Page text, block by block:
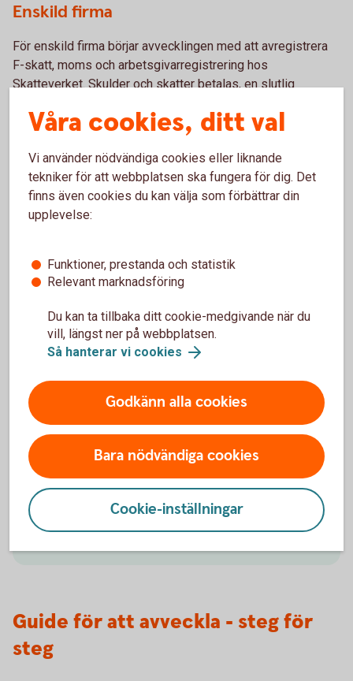
Enskild firma
För enskild firma börjar avvecklingen med att avregistrera
F-skatt, moms och arbetsgivarregistrering hos
Skatteverket. Skulder och skatter betalas, en slutlig
Ansvaret upphör när företaget är avregistrerat och
skulderna reglerade — ofta inom några veckor. Avtal som
bankkonton, hyreskontrakt och abonnemang avslutas.
Handelsbolag
avvecklingen. Bolaget avregistreras hos Bolagsverket,
skulder betalas och tillgångar säljs. Delägarna är personligt
betalda. Därefter avslutas även F-skatt, moms och
arbetsgivaravgifter hos Skatteverket.
Behöver du hjälp med
juridiken?
Vi kan hjälpa dig med till exempel aktieägaravtal,
konsultavtal och anställningsavtal.
Juridiska tjänster för företag
Guide för att avveckla - steg för
steg
Våra cookies, ditt val
Vi använder nödvändiga cookies eller liknande
tekniker för att webbplatsen ska fungera för dig. Det
finns även cookies du kan välja som förbättrar din
upplevelse:
Funktioner, prestanda och statistik
Relevant marknadsföring
Du kan ta tillbaka ditt cookie-medgivande när du
vill, längst ner på webbplatsen.
Så hanterar vi cookies
Godkänn alla cookies
Bara nödvändiga cookies
Cookie-inställningar